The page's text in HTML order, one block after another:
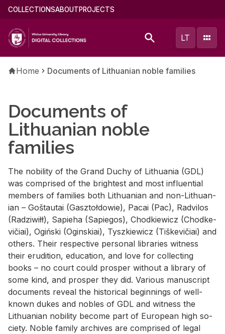
Skip
main
content
Main
(english)
COLLECTIONSABOUTPROJECTS
LT
Breadcrumb
Home Documents of Lithuanian noble families
Documents of
Lithuanian noble
families
The no­bil­ity of the Grand Duchy of Lithua­nia (GDL)
was com­prised of the bright­est and most in­flu­en­tial
mem­bers of fam­i­lies both Lithuan­ian and non-Lithuan­
ian – Goš­tau­tai (Gasz­toł­dowie), Pacai (Pac), Radvi­los
(Radzi­wiłł), Sapieha (Sapie­gos), Chod­kiewicz (Chod­ke­
vičiai), Ogiński (Ogin­skiai), Tyszkiewicz (Tiške­vičiai) and
oth­ers. Their re­spec­tive per­sonal li­braries wit­ness
their eru­di­tion, ed­u­ca­tion, and love for col­lect­ing
books – no court could pros­per with­out a li­brary of
some kind, and pros­per they did. Var­i­ous man­u­script
doc­u­ments re­veal the his­tor­i­cal be­gin­nings of well-
known dukes and no­bles of GDL and wit­ness the
Lithuan­ian no­bil­ity be­come part of Eu­ro­pean high so­
ci­ety. No­ble fam­ily archives are com­prised of le­gal